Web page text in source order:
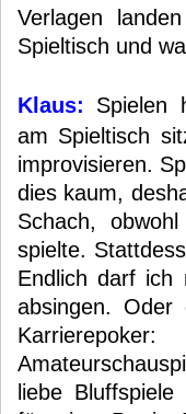
Verlagen
Spieltisch und
Klaus: Spielen
am Spieltisch
improvisieren.
dies kaum,
Schach,
spielte.
Endlich darf ich
absingen. Oder
liebe